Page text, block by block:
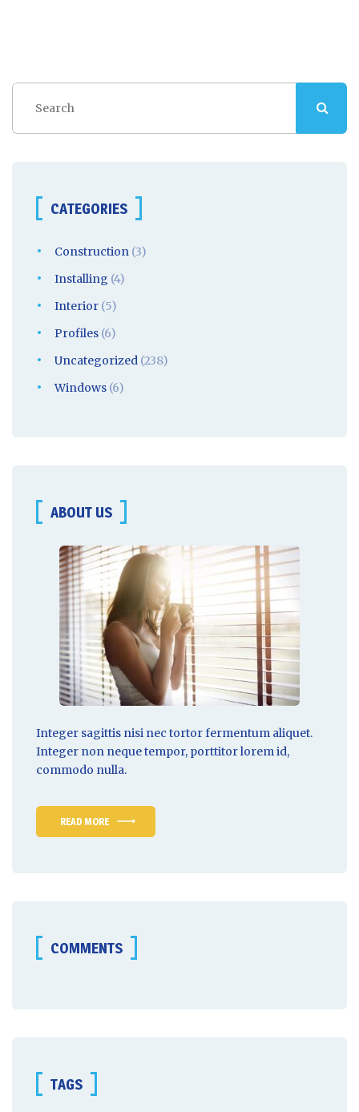
CATEGORIES
Construction (3)
Installing (4)
Interior (5)
Profiles (6)
Uncategorized (238)
Windows (6)
ABOUT US
Integer sagittis nisi nec tortor fermentum aliquet.
Integer non neque tempor, porttitor lorem id,
commodo nulla.
READ MORE
COMMENTS
TAGS